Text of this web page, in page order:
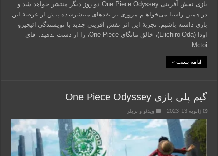
بازی نقش آفرینی One Piece Odyssey دو روز دیگر منتشر خواهد شد و
در همین راستا می‌خواهیم مروری بر نقدهای منتشرشده پیش از عرضۀ این
بازی داشته باشیم. تجربۀ این اثر نقش آفرینی جدید با نویسندگی ائیچیرو
اودا (Eiichiro Oda)، خالق مانگای One Piece، را از دست ندهید. آقای
Motoi …
ادامه پست »
گیم پلی بازی One Piece Odyssey
ژانویه 13, 2023 ویدئو و تریلر